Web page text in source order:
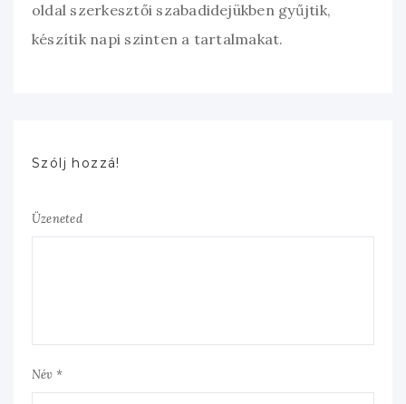
oldal szerkesztői szabadidejükben gyűjtik,
készítik napi szinten a tartalmakat.
Szólj hozzá!
Üzeneted
Név *